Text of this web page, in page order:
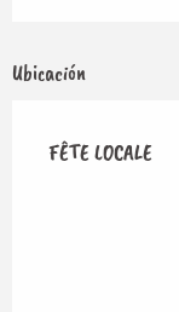
Ubicación
FÊTE LOCALE